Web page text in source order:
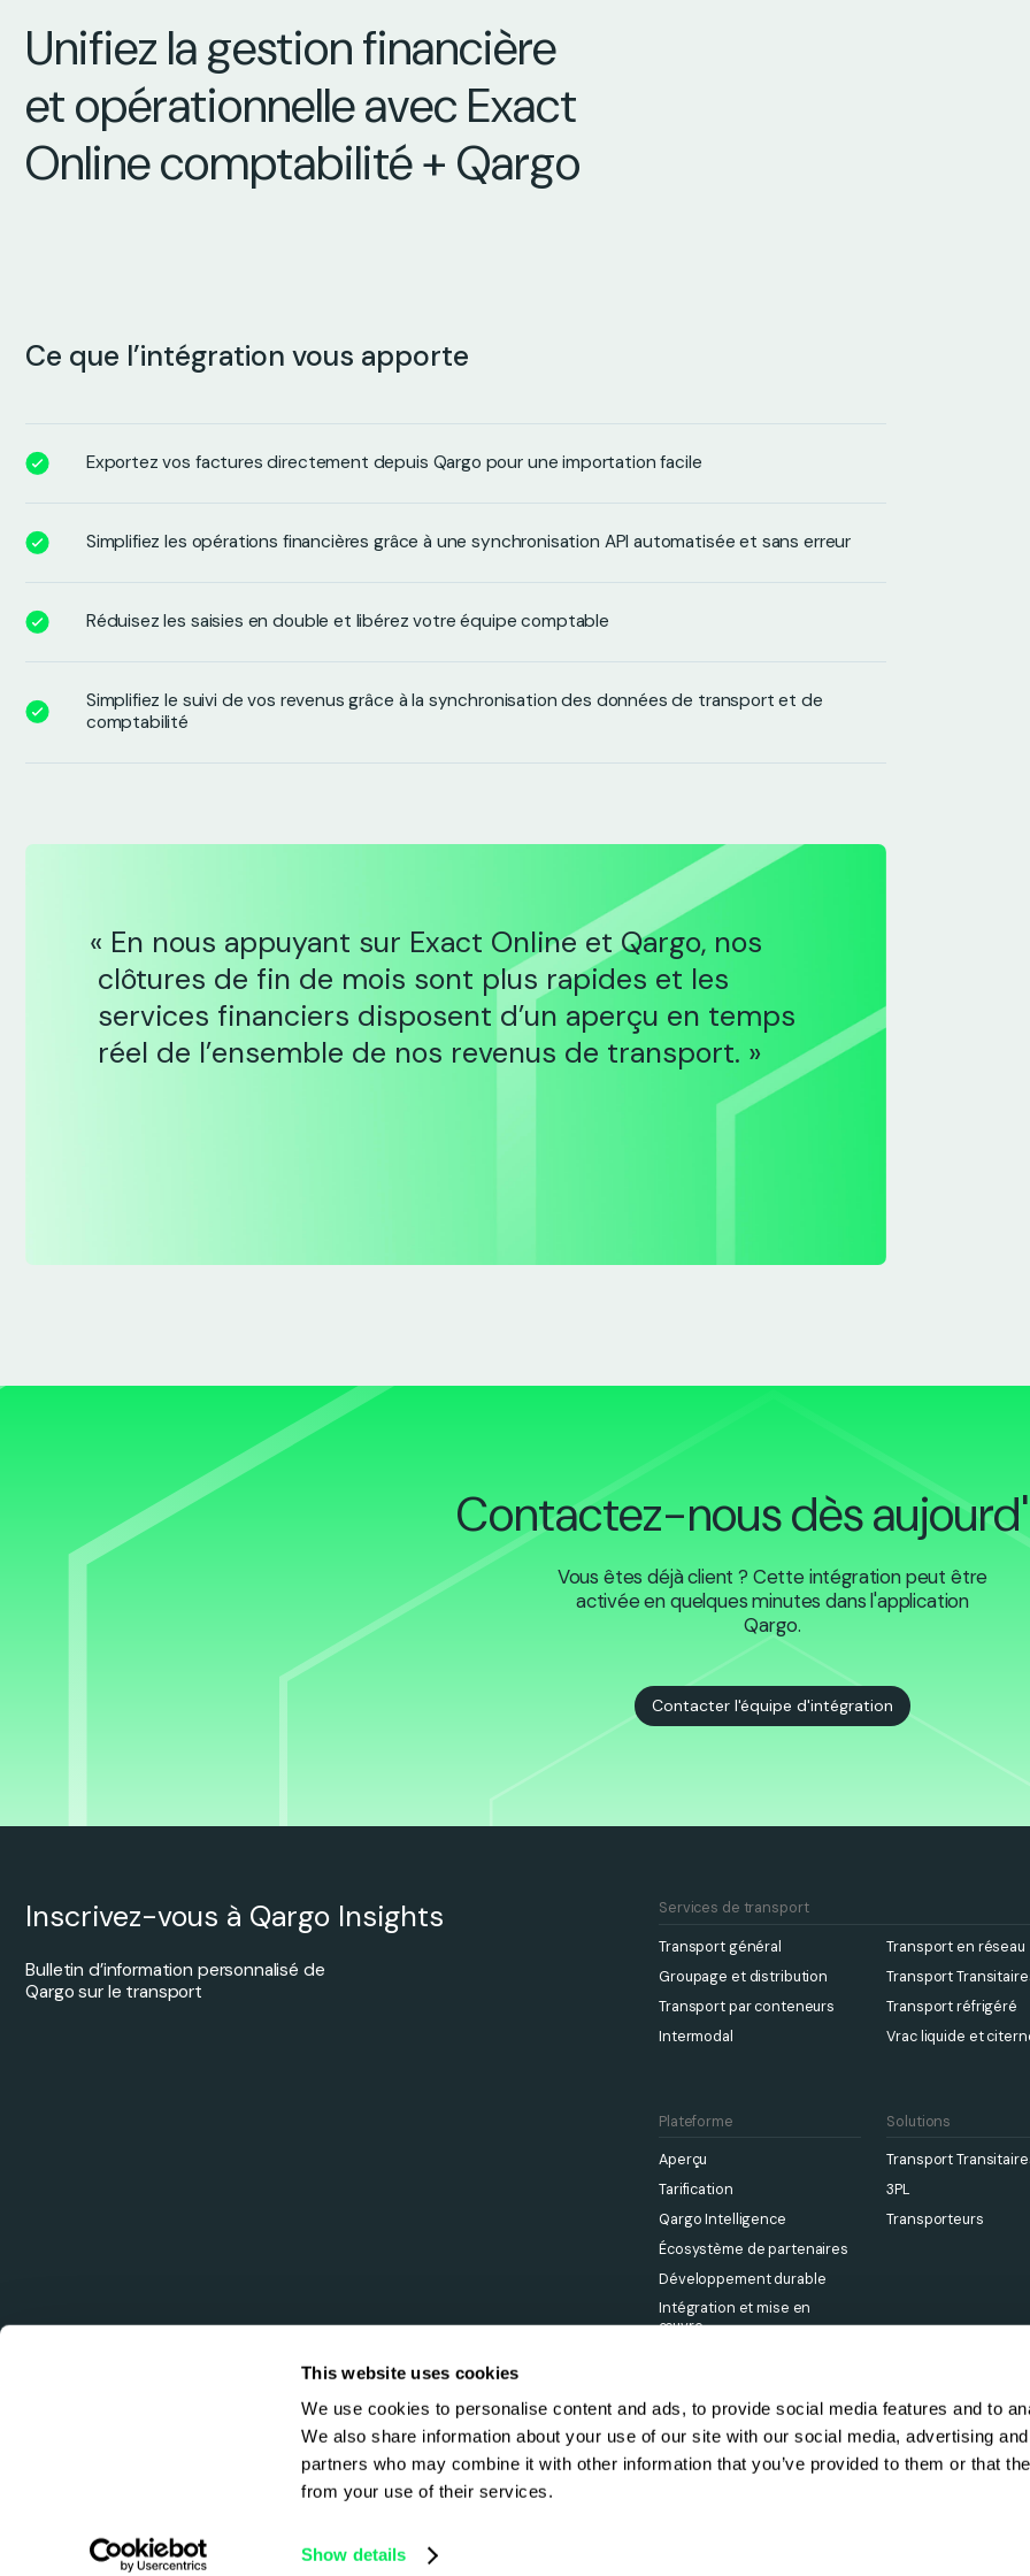
This website uses cookies
We use cookies to personalise content and ads, to provide social media features and to
We also share information about your use of our site with our social media, advertising
partners who may combine it with other information that you’ve provided to them or that
from your use of their services.
Show details
Unifiez la gestion financière
et opérationnelle avec Exact
Online comptabilité + Qargo
Ce que l’intégration vous apporte
Exportez vos factures directement depuis Qargo pour une importation facile
Simplifiez les opérations financières grâce à une synchronisation API automatisée et sans erreur
Réduisez les saisies en double et libérez votre équipe comptable
Simplifiez le suivi de vos revenus grâce à la synchronisation des données de transport et de
comptabilité
« En nous appuyant sur Exact Online et Qargo, nos
clôtures de fin de mois sont plus rapides et les
services financiers disposent d’un aperçu en temps
réel de l’ensemble de nos revenus de transport. »
Contactez-nous dès
Vous êtes déjà client ? Cette intégration peut être
activée en quelques minutes dans l'application
Qargo.
Contacter l'équipe d'intégration
Inscrivez-vous à Qargo Insights
Bulletin d’information personnalisé de
Qargo sur le transport
Services de transport
Transport général
Groupage et distribution
Transport par conteneurs
Intermodal
Transport en réseau
Transport
Transport réfrigéré
Vrac liquide et
Plateforme
Aperçu
Tarification
Qargo Intelligence
Écosystème de partenaires
Développement durable
Intégration et mise en
œuvre
Solutions
Transport
3PL
Transporteurs
Ascend